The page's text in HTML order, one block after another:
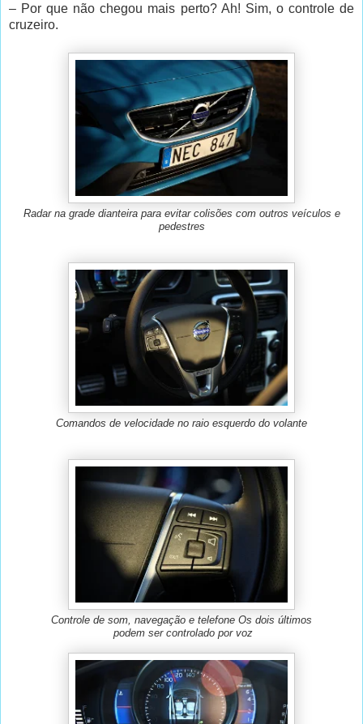
– Por que não chegou mais perto? Ah! Sim, o controle de
cruzeiro.
Radar na grade dianteira para evitar colisões com outros veículos e
pedestres
Comandos de velocidade no raio esquerdo do volante
Controle de som, navegação e telefone Os dois últimos
podem ser controlado por voz